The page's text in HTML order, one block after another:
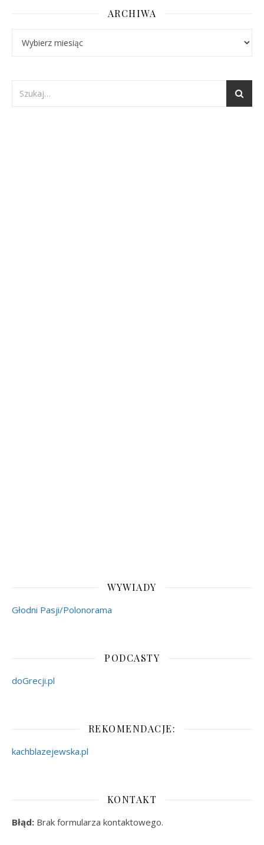
ARCHIWA
WYWIADY
Głodni Pasji/Polonorama
PODCASTY
doGrecji.pl
REKOMENDACJE:
kachblazejewska.pl
KONTAKT
Błąd: Brak formularza kontaktowego.